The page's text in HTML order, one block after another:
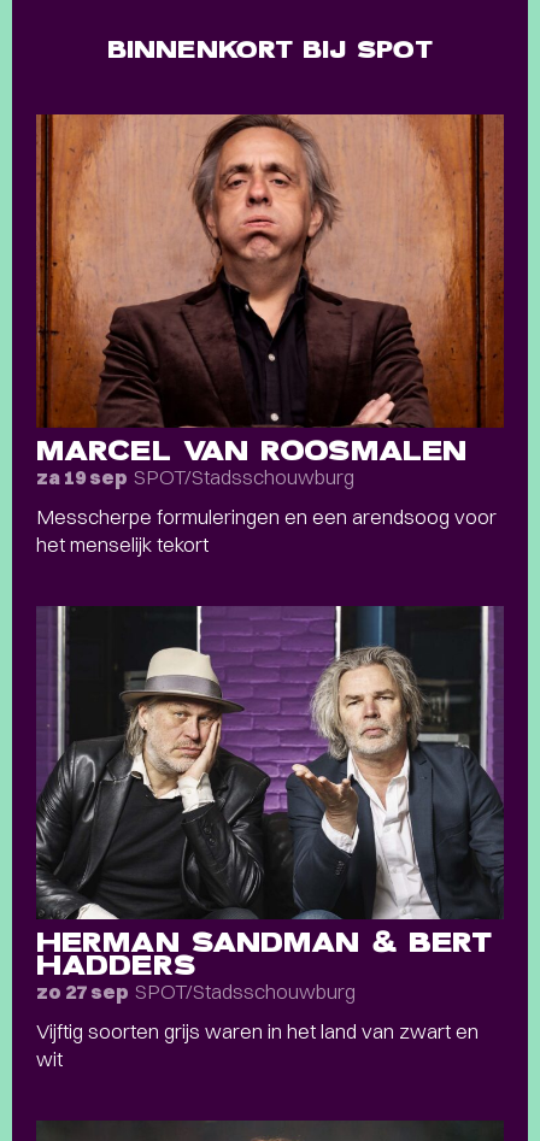
BINNENKORT BIJ SPOT
MARCEL VAN ROOSMALEN
za 19 sep SPOT/Stadsschouwburg
Messcherpe formuleringen en een arendsoog voor
het menselijk tekort
HERMAN SANDMAN & BERT
HADDERS
zo 27 sep SPOT/Stadsschouwburg
Vijftig soorten grijs waren in het land van zwart en
wit